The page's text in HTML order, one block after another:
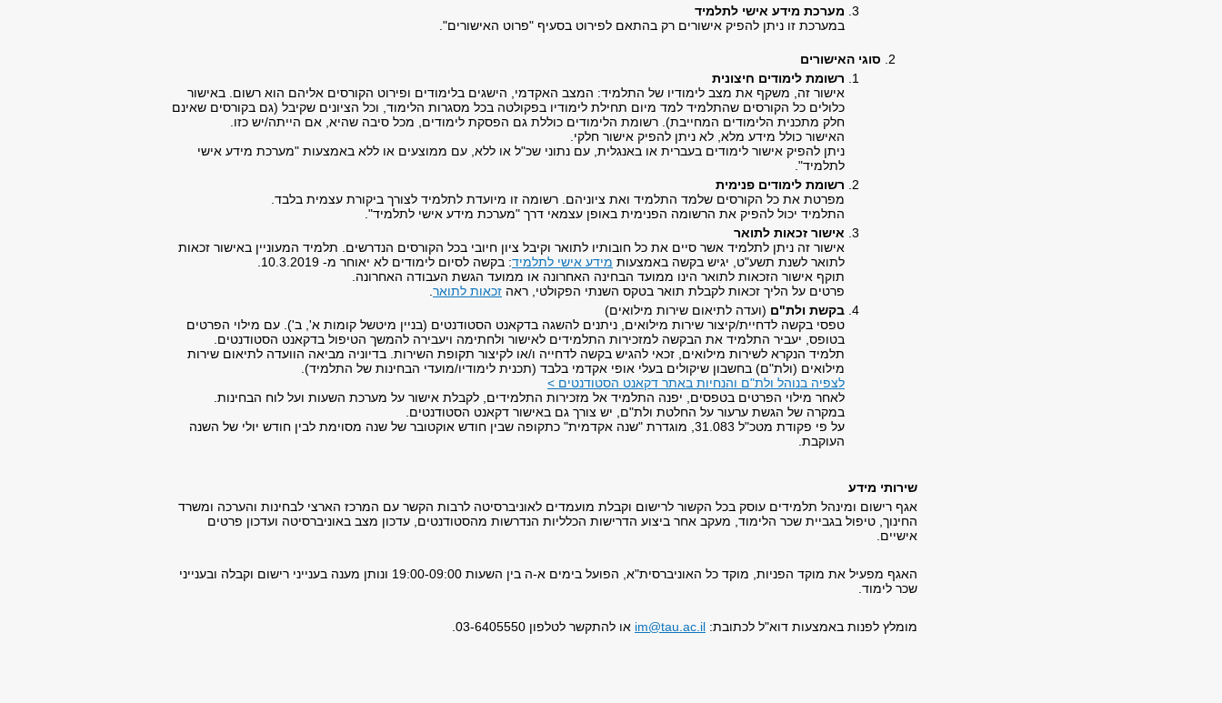
מערכת מידע אישי לתלמיד
במערכת זו ניתן להפיק אישורים רק בהתאם לפירוט בסעיף "פרוט האישורים".
סוגי האישורים
רשומת לימודים חיצונית
אישור זה, משקף את מצב לימודיו של התלמיד: המצב האקדמי, הישגים בלימודים ופירוט הקורסים אליהם הוא רשום. באישור
כלולים כל הקורסים שהתלמיד למד מיום תחילת לימודיו בפקולטה בכל מסגרות הלימוד, וכל הציונים שקיבל (גם בקורסים שאינם
חלק מתכנית הלימודים המחייבת). רשומת הלימודים כוללת גם הפסקת לימודים, מכל סיבה שהיא, אם הייתה/יש כזו.
האישור כולל מידע מלא, לא ניתן להפיק אישור חלקי.
ניתן להפיק אישור לימודים בעברית או באנגלית, עם נתוני שכ"ל או ללא, עם ממוצעים או ללא באמצעות "מערכת מידע אישי
לתלמיד".
רשומת לימודים פנימית
מפרטת את כל הקורסים שלמד התלמיד ואת ציוניהם. רשומה זו מיועדת לתלמיד לצורך ביקורת עצמית בלבד.
התלמיד יכול להפיק את הרשומה הפנימית באופן עצמאי דרך "מערכת מידע אישי לתלמיד".
אישור זכאות לתואר
אישור זה ניתן לתלמיד אשר סיים את כל חובותיו לתואר וקיבל ציון חיובי בכל הקורסים הנדרשים. תלמיד המעוניין באישור זכאות
לתואר לשנת תשע"ט, יגיש בקשה באמצעות מידע אישי לתלמיד: בקשה לסיום לימודים לא יאוחר מ- 10.3.2019.
תוקף אישור הזכאות לתואר הינו ממועד הבחינה האחרונה או ממועד הגשת העבודה האחרונה.
פרטים על הליך זכאות לקבלת תואר בטקס השנתי הפקולטי, ראה זכאות לתואר
בקשת ולת"ם (ועדה לתיאום שירות מילואים)
טפסי בקשה לדחיית/קיצור שירות מילואים, ניתנים להשגה בדקאנט הסטודנטים (בניין מיטשל קומות א', ב'). עם מילוי הפרטים
בטופס, יעביר התלמיד את הבקשה למזכירות התלמידים לאישור ולחתימה ויעבירה להמשך הטיפול בדקאנט הסטודנטים.
תלמיד הנקרא לשירות מילואים, זכאי להגיש בקשה לדחייה ו/או לקיצור תקופת השירות. בדיוניה מביאה הוועדה לתיאום שירות
מילואים (ולת"ם) בחשבון שיקולים בעלי אופי אקדמי בלבד (תכנית לימודיו/מועדי הבחינות של התלמיד).
לצפיה בנוהל ולת"ם והנחיות באתר דקאנט הסטודנטים >
לאחר מילוי הפרטים בטפסים, יפנה התלמיד אל מזכירות התלמידים, לקבלת אישור על מערכת השעות ועל לוח הבחינות.
במקרה של הגשת ערעור על החלטת ולת"ם, יש צורך גם באישור דקאנט הסטודנטים.
על פי פקודת מטכ"ל 31.083, מוגדרת "שנה אקדמית" כתקופה שבין חודש אוקטובר של שנה מסוימת לבין חודש יולי של השנה
העוקבת.
שירותי מידע
אגף רישום ומינהל תלמידים עוסק בכל הקשור לרישום וקבלת מועמדים לאוניברסיטה לרבות הקשר עם המרכז הארצי לבחינות והערכה ומשרד
החינוך, טיפול בגביית שכר הלימוד, מעקב אחר ביצוע הדרישות הכלליות הנדרשות מהסטודנטים, עדכון מצב באוניברסיטה ועדכון פרטים
אישיים.
האגף מפעיל את מוקד הפניות, מוקד כל האוניברסית"א, הפועל בימים א-ה בין השעות 19:00-09:00 ונותן מענה בענייני רישום וקבלה ובענייני
שכר לימוד.
מומלץ לפנות באמצעות דוא"ל לכתובת: im@tau.ac.il או להתקשר לטלפון 03-6405550.